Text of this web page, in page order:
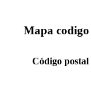
Mapa
Código postal